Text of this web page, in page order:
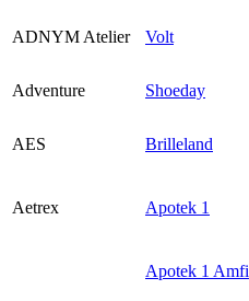
ADNYM Atelier Volt
Adventure
Shoeday
AES Brilleland
Aetrex Apotek 1
Apotek 1 Amfi